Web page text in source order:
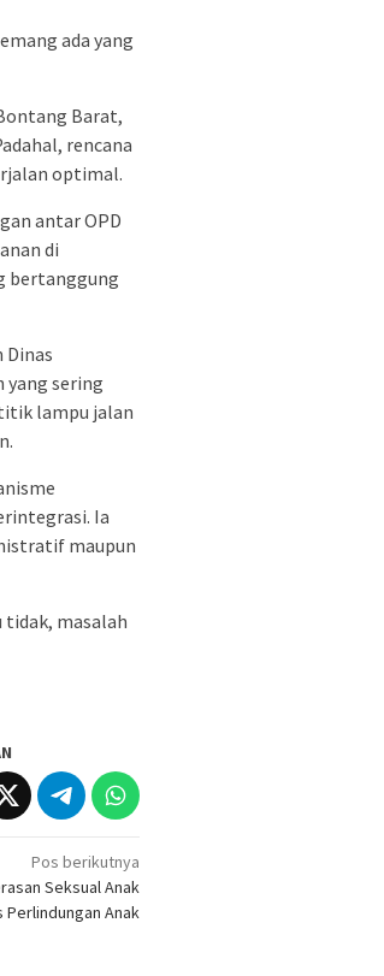
ada yang
Barat,
rencana
optimal.
antar OPD
di
bertanggung
Dinas
yang sering
lampu jalan
Ia
maupun
tidak, masalah
Pos berikutnya
Seksual Anak
Perlindungan Anak